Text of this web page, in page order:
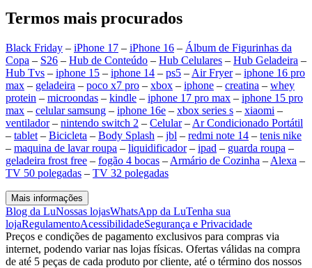
Termos mais procurados
Black Friday – iPhone 17 – iPhone 16 – Álbum de Figurinhas da
Copa – S26 – Hub de Conteúdo – Hub Celulares – Hub Geladeira –
Hub Tvs – iphone 15 – iphone 14 – ps5 – Air Fryer– iphone 16 pro
max – geladeira – poco x7 pro – xbox – iphone – creatina – whey
protein – microondas – kindle – iphone 17 pro max – iphone 15 pro
max – celular samsung – iphone 16e – xbox series s – xiaomi –
ventilador– nintendo switch 2 – Celular– Ar Condicionado Portátil
– tablet – Bicicleta – Body Splash – jbl – redmi note 14 – tenis nike
– maquina de lavar roupa – liquidificador– ipad – guarda roupa –
geladeira frost free – fogão 4 bocas – Armário de Cozinha – Alexa –
TV 50 polegadas – TV 32 polegadas
Mais informações
Blog da LuNossas lojasWhatsApp da LuTenha sua
lojaRegulamentoAcessibilidadeSegurança e Privacidade
Preços e condições de pagamento exclusivos para compras via
internet, podendo variar nas lojas físicas. Ofertas válidas na compra
de até 5 peças de cada produto por cliente, até o término dos nossos